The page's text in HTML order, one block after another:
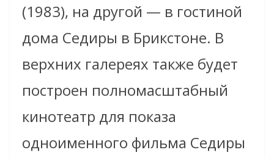
(1983), на другой — в гостиной
дома Седиры в Брикстоне. В
верхних галереях также будет
построен полномасштабный
кинотеатр для показа
одноименного фильма Седиры